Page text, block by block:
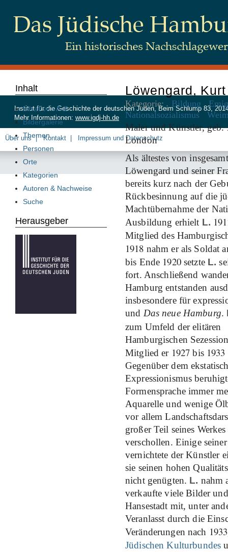
Löwengard, Kurt
Kategorie: Bildung
Nationalsozialismus
Maler und Künstler, geb.
London
Als ältestes von
Löwengard und seiner
bereits kurz nach der
Rückbesinnung auf die
Machtübernahme der
Ausbildung erhielt L.
Mitglied des
1918 nahm er als Soldat
bis Ende 1920setzte L.
fort. Anschließend
Hamburg entstanden
insbesondere für
und Das neue Hamburg.
zum Umfeld der elitären
Hamburgischen
Mitglied er 1927 bis 1933
Gegenüber dem
Expressionismus
Formensprache immer
Aquarelle und wenige
vor allem
großer Teil seines
verschollen. Einige
vernichtete der Künstler
sie seinen hohen
nicht genügten. L. nahm
verkaufte viele Bilder
Hansestadt mit, unter
Veranlasst durch die
Veränderungen nach 1933
Jüdischen Kulturbundes
Inhalt
Inhalt von A-Z
Bildergalerie
Themen
Personen
Orte
Kategorien
Autoren & Nachweise
Suche
Herausgeber
Institut für die Geschichte der deutschen Juden, Beim Schlump 83,
Mehr Informationen: www.igdj-hh.de
Über uns Kontakt Impressum und Datenschutz